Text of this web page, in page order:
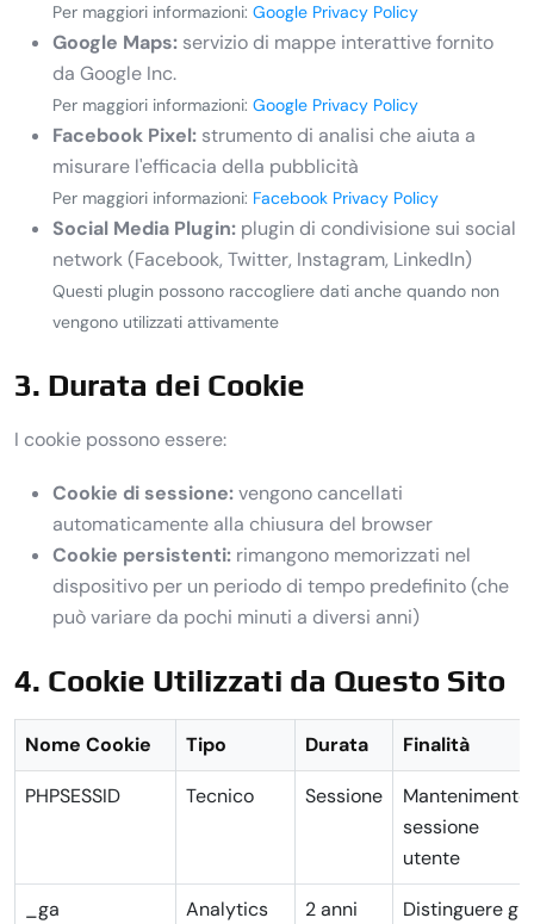
Per maggiori informazioni: Google Privacy Policy
Google Maps: servizio di mappe interattive fornito
da Google Inc.
Per maggiori informazioni: Google Privacy Policy
Facebook Pixel: strumento di analisi che aiuta a
misurare l'efficacia della pubblicità
Per maggiori informazioni: Facebook Privacy Policy
Social Media Plugin: plugin di condivisione sui social
network (Facebook, Twitter, Instagram, LinkedIn)
Questi plugin possono raccogliere dati anche quando non
vengono utilizzati attivamente
3. Durata dei Cookie
I cookie possono essere:
Cookie di sessione:vengono cancellati
automaticamente alla chiusura del browser
Cookie persistenti: rimangono memorizzati nel
dispositivo per un periodo di tempo predefinito (che
può variare da pochi minuti a diversi anni)
4. Cookie Utilizzati da Questo Sito
Nome Cookie Tipo Durata Finalità
PHPSESSID Tecnico Sessione
Mantenimento
sessione
utente
_ga
Analytics
2 anni
Distinguere gli